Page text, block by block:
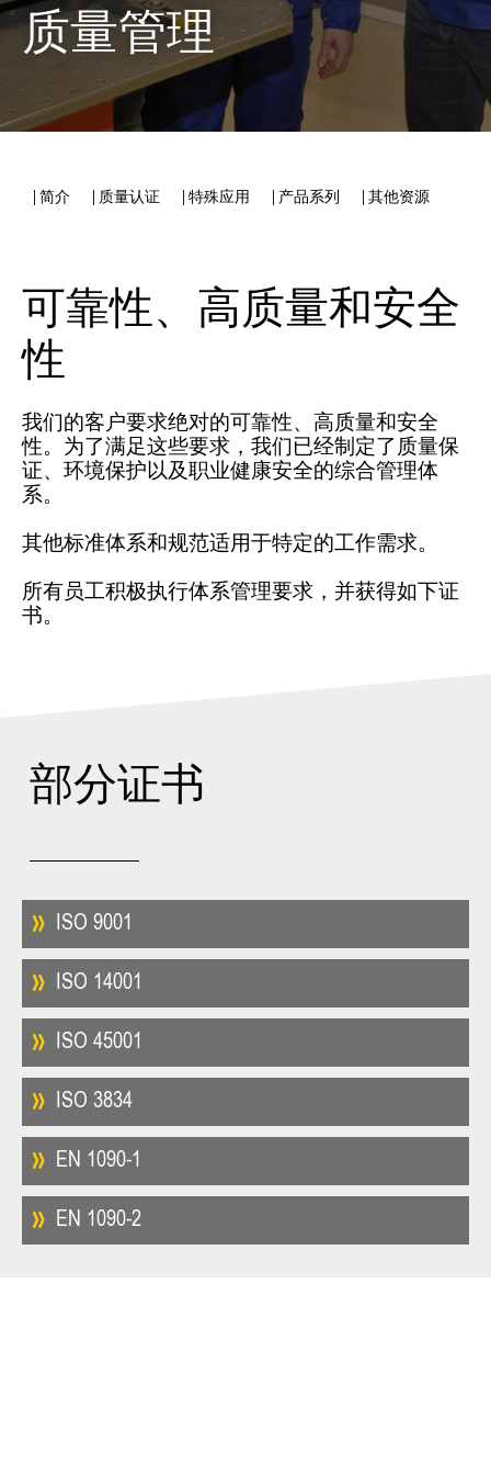
质量管理
| 简介 | 质量认证 | 特殊应用 | 产品系列 | 其他资源
可靠性、高质量和安全
性
我们的客户要求绝对的可靠性、高质量和安全
性。为了满足这些要求，我们已经制定了质量保
证、环境保护以及职业健康安全的综合管理体
系。
其他标准体系和规范适用于特定的工作需求。
所有员工积极执行体系管理要求，并获得如下证
书。
部分证书
ISO 9001
ISO 14001
ISO 45001
ISO 3834
EN 1090-1
EN 1090-2